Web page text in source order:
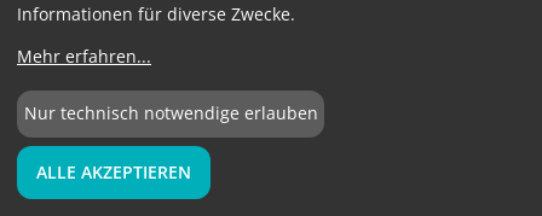
Informationen für diverse Zwecke.
Mehr erfahren...
Nur technisch notwendige erlauben
ALLE AKZEPTIEREN